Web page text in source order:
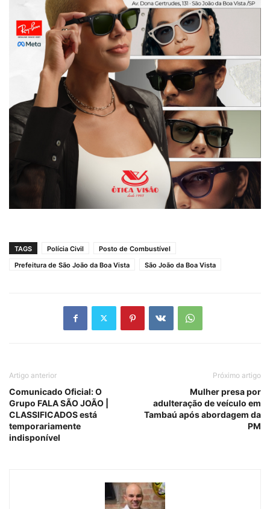
TAGS Polícia Civil
Posto de Combustível
Prefeitura de São João da Boa Vista
São João da Boa Vista
Artigo anterior
Comunicado Oficial: O
Grupo FALA SÃO JOÃO |
CLASSIFICADOS está
temporariamente
indisponível
Próximo artigo
Mulher presa por
adulteração de veículo em
Tambaú após abordagem da
PM